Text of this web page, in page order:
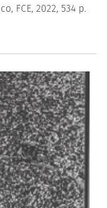
FCE, 2022, 534 p.